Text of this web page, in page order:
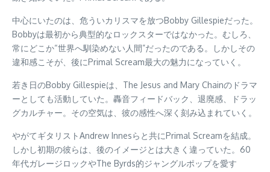
中心にいたのは、危ういカリスマを放つBobby Gillespieだった。
Bobbyは最初から典型的なロックスターではなかった。むしろ、
常にどこか“世界へ馴染めない人間”だったのである。しかしその
違和感こそが、後にPrimal Scream最大の魅力になっていく。
若き日のBobby Gillespieは、The Jesus and Mary Chainのドラマ
ーとしても活動していた。轟音フィードバック、退廃感、ドラッ
グカルチャー。その空気は、彼の感性へ深く刻み込まれていく。
やがてギタリストAndrew Innesらと共にPrimal Screamを結成。
しかし初期の彼らは、後のイメージとは大きく違っていた。60
年代ガレージロックやThe Byrds的ジャングルポップを愛す